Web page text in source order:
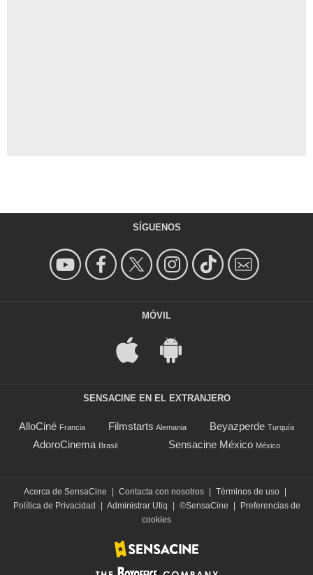
SÍGUENOS
MÓVIL
SENSACINE EN EL EXTRANJERO
AlloCiné Francia Filmstarts Alemania Beyazperde Turquía
AdoroCinema Brasil Sensacine México México
Acerca de SensaCine Contacta con nosotros Términos de uso
Política de Privacidad
Administrar Utiq ©SensaCine
Preferencias de
cookies